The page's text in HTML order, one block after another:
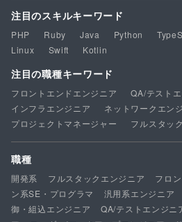
注目のスキルキーワード
PHP Ruby Java Python
Linux
Swift Kotlin
注目の職種キーワード
フロントエンドエンジニア
QA/テスト
インフラエンジニア
ネットワークエン
プロジェクトマネージャー
フルスタッ
職種
開発系 フルスタックエンジニア フロ
ン系SE・プログラマ
汎用系エンジニア
御・組込エンジニア
QA/テストエンジニ